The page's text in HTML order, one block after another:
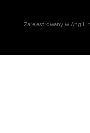
Zarejestrowany w Anglii